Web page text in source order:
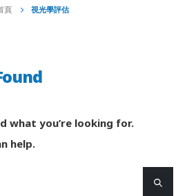
頁 視光學評估
what you’re looking for.
help.